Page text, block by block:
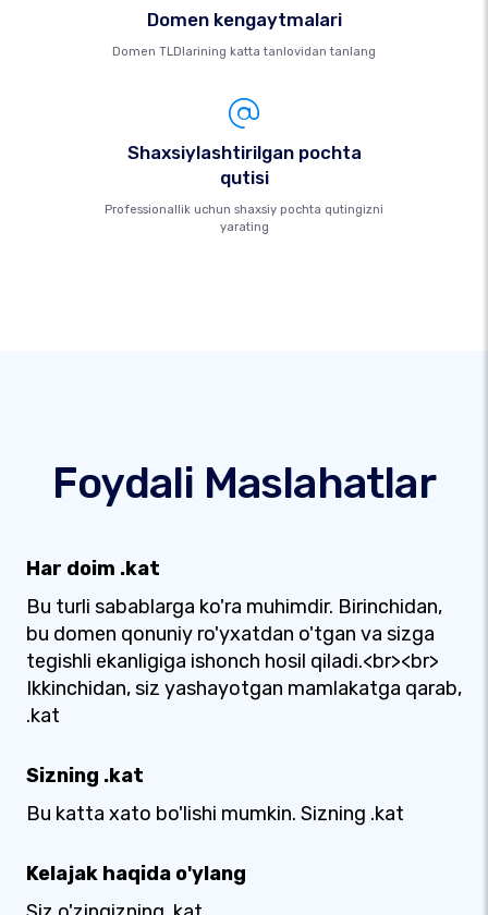
Domen kengaytmalari
Domen TLDlarining katta tanlovidan tanlang
Shaxsiylashtirilgan pochta
qutisi
Professionallik uchun shaxsiy pochta qutingizni
yarating
Foydali Maslahatlar
Har doim .kat
Bu turli sabablarga ko'ra muhimdir. Birinchidan,
bu domen qonuniy ro'yxatdan o'tgan va sizga
tegishli ekanligiga ishonch hosil qiladi.<br><br>
Ikkinchidan, siz yashayotgan mamlakatga qarab,
.kat
Sizning .kat
Bu katta xato bo'lishi mumkin. Sizning .kat
Kelajak haqida o'ylang